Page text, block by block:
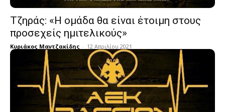
Τζηράς: «Η ομάδα θα είναι έτοιμη στους
προσεχείς ημιτελικούς»
Κυριάκος Μαντζακίδης - 12 Απριλίου 2021